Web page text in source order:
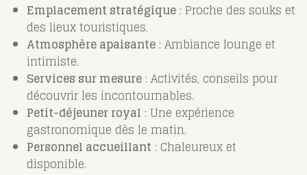
Emplacement stratégique : Proche des souks et
des lieux touristiques.
Atmosphère apaisante : Ambiance lounge et
intimiste.
Services sur mesure : Activités, conseils pour
découvrir les incontournables.
Petit-déjeuner royal : Une expérience
gastronomique dès le matin.
Personnel accueillant : Chaleureux et
disponible.